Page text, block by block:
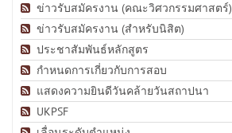
ข่าวรับสมัครงาน (คณะวิศวกรรมศาสตร์)
ข่าวรับสมัครงาน (สำหรับนิสิต)
ประชาสัมพันธ์หลักสูตร
กำหนดการเกี่ยวกับการสอบ
แสดงความยินดีวันคล้ายวันสถาปนา
UKPSF